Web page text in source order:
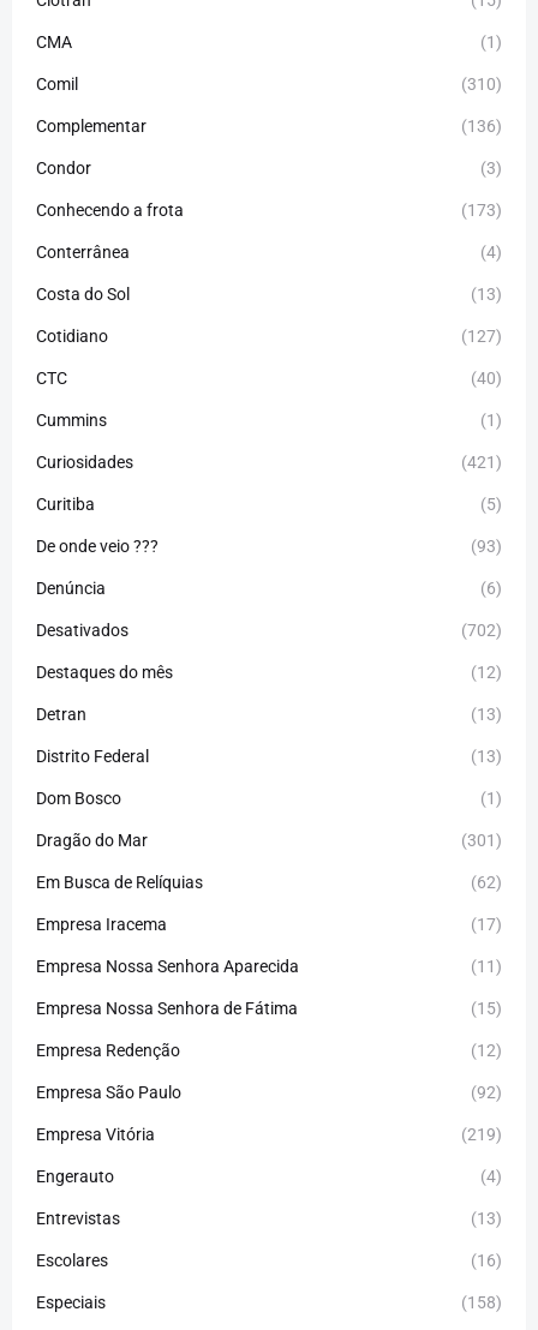
CMA (1)
Comil (310)
Complementar (136)
Condor (3)
Conhecendo a frota (173)
Conterrânea (4)
Costa do Sol (13)
Cotidiano (127)
CTC (40)
Cummins (1)
Curiosidades (421)
Curitiba (5)
De onde veio ??? (93)
Denúncia (6)
Desativados (702)
Destaques do mês (12)
Detran (13)
Distrito Federal (13)
Dom Bosco (1)
Dragão do Mar (301)
Em Busca de Relíquias (62)
Empresa Iracema (17)
Empresa Nossa Senhora Aparecida (11)
Empresa Nossa Senhora de Fátima (15)
Empresa Redenção (12)
Empresa São Paulo (92)
Empresa Vitória (219)
Engerauto (4)
Entrevistas (13)
Escolares (16)
Especiais (158)